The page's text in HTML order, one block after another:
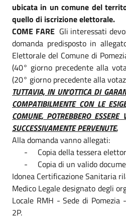
ubicata in un comune del
quello di iscrizione elettorale.
COME FAREGli interessati
domanda predisposto in
Elettorale del Comune di
(40° giorno precedente alla
(20° giorno precedente alla
TUTTAVIA, IN UN’OTTICA DI
COMPATIBILMENTE CON LE
COMUNE, POTREBBERO ESSERE
SUCCESSIVAMENTE PERVENUTE.
Alla domanda vanno allegati:
-
Copia della tessera
-
Copia di un valido
Idonea Certificazione Sanitaria
Medico Legale designato degli
Locale RMH - Sede di Pomezia
2P.